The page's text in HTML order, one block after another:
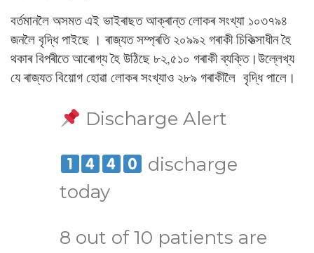
বৰ্তমানলৈ অসমত এই ভাইৰাছত আক্ৰান্ত লোকৰ সংখ্যা ১০৩৭৯৪
জনলৈ বৃদ্ধি পাইছে । ৰাজ্যত সম্প্ৰতি ২০৯৯২ গৰাকী চিকিত্‍সাধীন হৈ
থকাৰ বিপৰীতে আৰোগ্য হৈ উঠিছে ৮২,৫১০ গৰাকী ব্যক্তি।উল্লেখ্য
যে ৰাজ্যত বিয়োগ হোৱা লোকৰ সংখ্যাও ২৮৯ গৰাকীলৈ বৃদ্ধি পালে।
Discharge Alert
discharge
today
8 out of 10 patients are